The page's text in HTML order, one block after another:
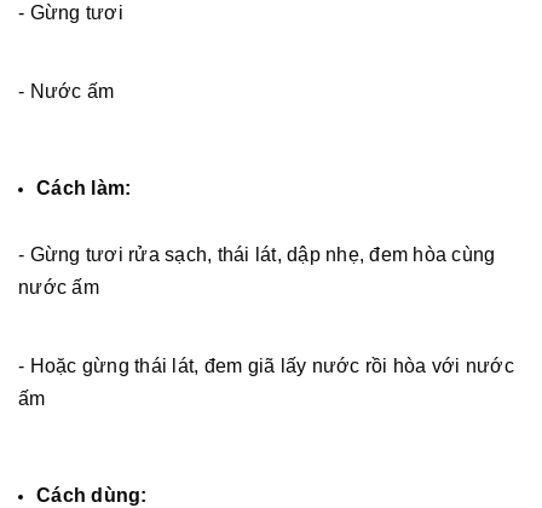
- Gừng tươi
- Nước ấm
Cách làm:
- Gừng tươi rửa sạch, thái lát, dập nhẹ, đem hòa cùng
nước ấm
- Hoặc gừng thái lát, đem giã lấy nước rồi hòa với nước
ấm
Cách dùng: